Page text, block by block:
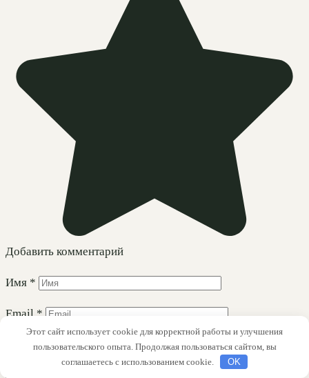
Добавить комментарий
Имя *
Email*
Комментарий
Этот сайт использует cookie для корректной работы и улучшения
пользовательского опыта. Продолжая пользоваться сайтом, вы
соглашаетесь с использованием cookie.
OK